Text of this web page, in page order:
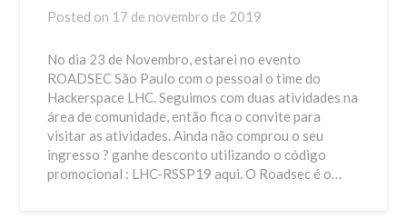
Posted on 17 de novembro de 2019
No dia 23 de Novembro, estarei no evento
ROADSEC São Paulo com o pessoal o time do
Hackerspace LHC. Seguimos com duas atividades na
área de comunidade, então fica o convite para
visitar as atividades. Ainda não comprou o seu
ingresso ? ganhe desconto utilizando o código
promocional : LHC-RSSP19 aqui. O Roadsec é o…